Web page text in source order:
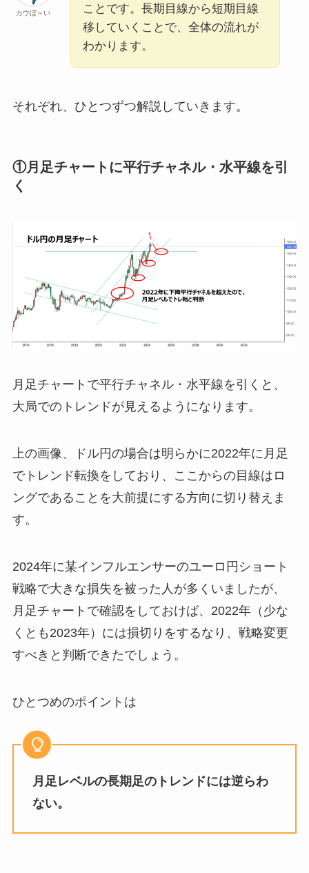
カウぼ～い
ことです。長期目線から短期目線
移していくことで、全体の流れが
わかります。
それぞれ、ひとつずつ解説していきます。
①月足チャートに平行チャネル・水平線を引
く
月足チャートで平行チャネル・水平線を引くと、
大局でのトレンドが見えるようになります。
上の画像、ドル円の場合は明らかに2022年に月足
でトレンド転換をしており、ここからの目線はロ
ングであることを大前提にする方向に切り替えま
す。
2024年に某インフルエンサーのユーロ円ショート
戦略で大きな損失を被った人が多くいましたが、
月足チャートで確認をしておけば、2022年（少な
くとも2023年）には損切りをするなり、戦略変更
すべきと判断できたでしょう。
ひとつめのポイントは
月足レベルの長期足のトレンドには逆らわ
ない。